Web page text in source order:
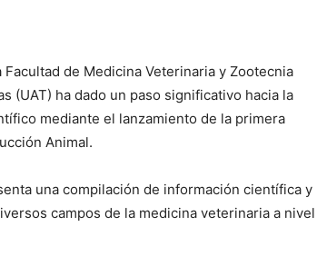
de Medicina Veterinaria y Zootecnia
(UAT) ha dado un paso significativo hacia la
mediante el lanzamiento de la primera
Animal.
una compilación de información científica y
campos de la medicina veterinaria a nivel